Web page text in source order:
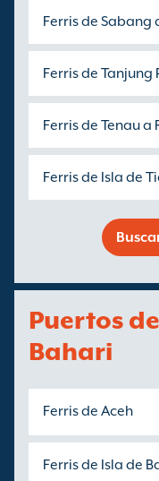
Ferris de Sabang
Ferris de Tanjung
Ferris de Tenau a
Ferris de Isla de
Puertos
Bahari
Ferris de Aceh
Ferris de Isla de